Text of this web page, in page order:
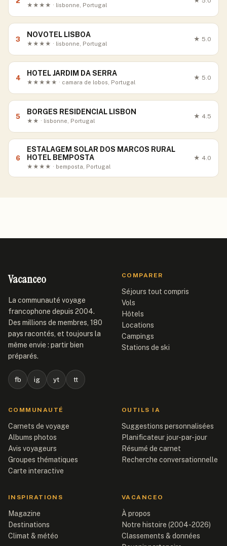
★★★★ · lisbonne, Portugal
3
NOVOTEL LISBOA
★★★★ · lisbonne, Portugal
★ 5.0
4
HOTEL JARDIM DA SERRA
★★★★★ · camara de lobos, Portugal
★ 5.0
5
BORGES RESIDENCIAL LISBON
★★ · lisbonne, Portugal
★ 4.5
6
ESTALAGEM SOLAR DOS MARCOS RURAL
HOTEL BEMPOSTA
★★★★ · bemposta, Portugal
★ 4.0
Vacanceo
La communauté voyage
francophone depuis 2004.
Des millions de membres, 180
pays racontés, et toujours la
même envie : partir bien
préparés.
fb ig yt tt
COMPARER
Séjours tout compris
Vols
Hôtels
Locations
Campings
Stations de ski
COMMUNAUTÉ
Carnets de voyage
Albums photos
Avis voyageurs
Groupes thématiques
Carte interactive
OUTILS IA
Suggestions personnalisées
Planificateur jour-par-jour
Résumé de carnet
Recherche conversationnelle
INSPIRATIONS
Magazine
Destinations
Climat & météo
VACANCEO
À propos
Notre histoire (2004-2026)
Classements & données